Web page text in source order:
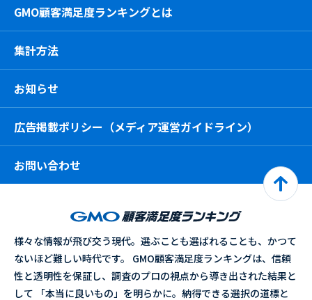
GMO顧客満足度ランキングとは
集計方法
お知らせ
広告掲載ポリシー（メディア運営ガイドライン）
お問い合わせ
様々な情報が飛び交う現代。選ぶことも選ばれることも、かつて
ないほど難しい時代です。 GMO顧客満足度ランキングは、信頼
性と透明性を保証し、調査のプロの視点から導き出された結果と
して 「本当に良いもの」を明らかに。納得できる選択の道標と